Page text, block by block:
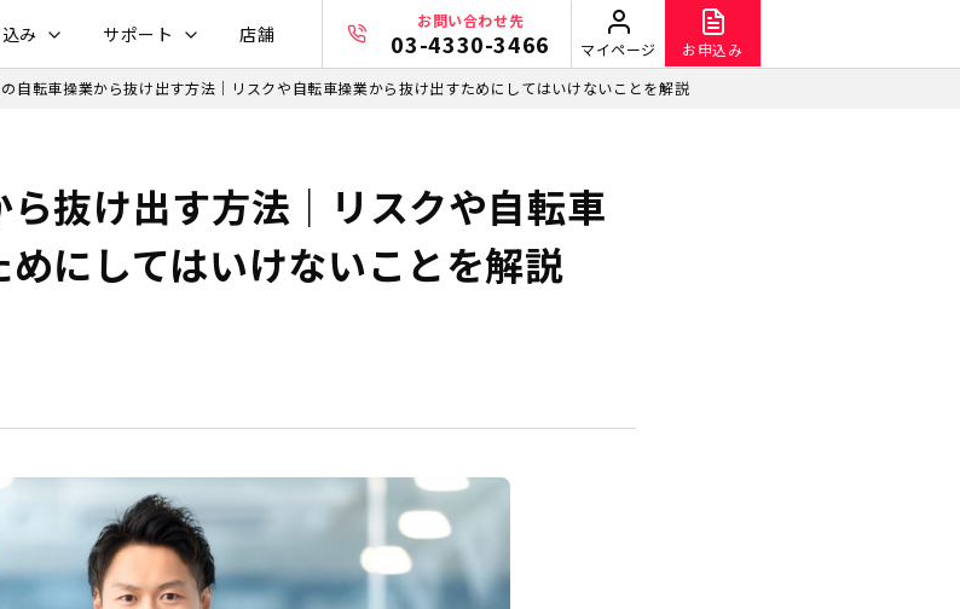
み サポート 店舗
お問い合わせ先
03-4330-3466 マイページ
お申込み
自転車操業から抜け出す方法｜リスクや自転車操業から抜け出すためにしてはいけないことを解説
抜け出す方法｜リスクや自転車
にしてはいけないことを解説